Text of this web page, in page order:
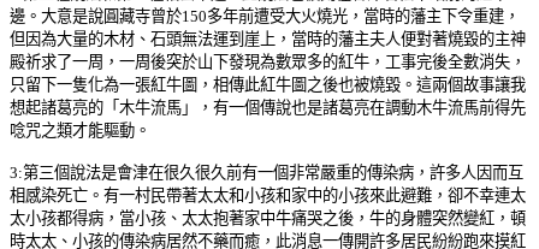
邊。大意是說圓藏寺曾於150多年前遭受大火燒光，當時的藩主下令重建，
但因為大量的木材、石頭無法運到崖上，當時的藩主夫人便對著燒毀的主神
殿祈求了一周，一周後突於山下發現為數眾多的紅牛，工事完後全數消失，
只留下一隻化為一張紅牛圖，相傳此紅牛圖之後也被燒毀。這兩個故事讓我
想起諸葛亮的「木牛流馬」，有一個傳說也是諸葛亮在調動木牛流馬前得先
唸咒之類才能驅動。
3:第三個說法是會津在很久很久前有一個非常嚴重的傳染病，許多人因而互
相感染死亡。有一村民帶著太太和小孩和家中的小孩來此避難，卻不幸連太
太小孩都得病，當小孩、太太抱著家中牛痛哭之後，牛的身體突然變紅，頓
時太太、小孩的傳染病居然不藥而癒，此消息一傳開許多居民紛紛跑來摸紅